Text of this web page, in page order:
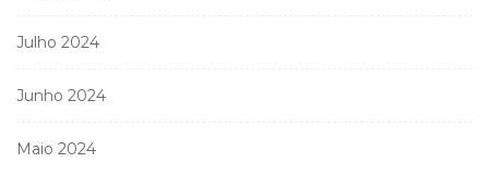
Julho 2024
Junho 2024
Maio 2024